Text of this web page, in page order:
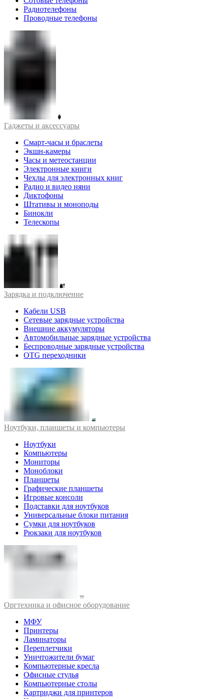
Радиотелефоны
Проводные телефоны
Гаджеты и аксессуары
Смарт-часы и браслеты
Экшн-камеры
Часы и метеостанции
Электронные книги
Чехлы для электронных книг
Радио и видео няни
Диктофоны
Штативы и моноподы
Бинокли
Телескопы
Зарядка и подключение
Кабели USB
Сетевые зарядные устройства
Внешние аккумуляторы
Автомобильные зарядные устройства
Беспроводные зарядные устройства
OTG переходники
Ноутбуки, планшеты и компьютеры
Ноутбуки
Компьютеры
Мониторы
Моноблоки
Планшеты
Графические планшеты
Игровые консоли
Подставки для ноутбуков
Универсальные блоки питания
Сумки для ноутбуков
Рюкзаки для ноутбуков
Оргтехника и офисное оборудование
МФУ
Принтеры
Ламинаторы
Переплетчики
Уничтожители бумаг
Компьютерные кресла
Офисные стулья
Компьютерные столы
Картриджи для принтеров